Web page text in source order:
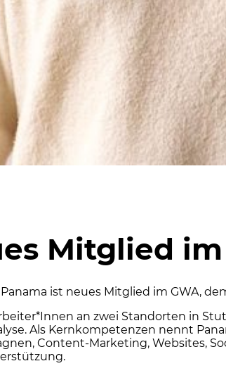
Mitglied im
Panama ist neues Mitglied im GWA,
an zwei Standorten in
Als Kernkompetenzen nennt
Content-Marketing, Websites,